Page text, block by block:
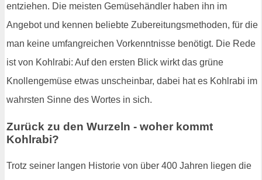
entziehen. Die meisten Gemüsehändler haben ihn im
Angebot und kennen beliebte Zubereitungsmethoden, für die
man keine umfangreichen Vorkenntnisse benötigt. Die Rede
ist von Kohlrabi: Auf den ersten Blick wirkt das grüne
Knollengemüse etwas unscheinbar, dabei hat es Kohlrabi im
wahrsten Sinne des Wortes in sich.
Zurück zu den Wurzeln - woher kommt
Kohlrabi?
Trotz seiner langen Historie von über 400 Jahren liegen die